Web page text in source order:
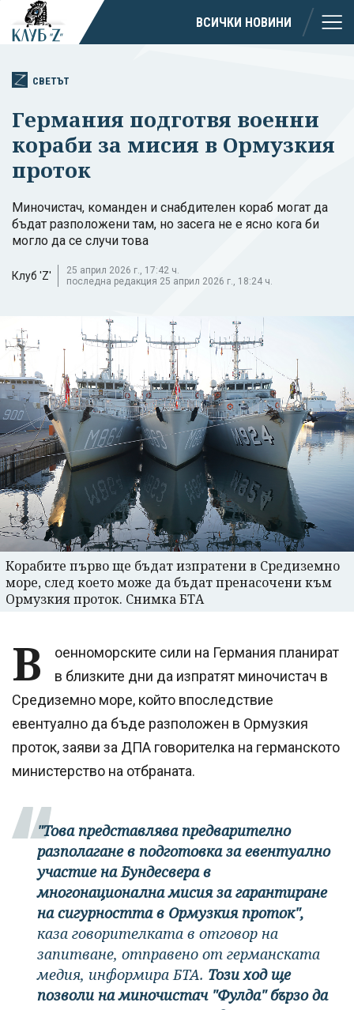
ВСИЧКИ НОВИНИ
СВЕТЪТ
Германия подготвя военни
кораби за мисия в Ормузкия
проток
Миночистач, команден и снабдителен кораб могат да
бъдат разположени там, но засега не е ясно кога би
могло да се случи това
Клуб 'Z'
25 април 2026 г., 17:42 ч.
последна редакция 25 април 2026 г., 18:24 ч.
Корабите първо ще бъдат изпратени в Средиземно
море, след което може да бъдат пренасочени към
Ормузкия проток. Снимка БТА
В
оенноморските сили на Германия планират
в близките дни да изпратят миночистач в
Средиземно море, който впоследствие
евентуално да бъде разположен в Ормузкия
проток, заяви за ДПА говорителка на германското
министерство на отбраната.
"Това представлява предварително
разполагане в подготовка за евентуално
участие на Бундесвера в
многонационална мисия за гарантиране
на сигурността в Ормузкия проток",
каза говорителката в отговор на
запитване, отправено от германската
медия, информира БТА. Този ход ще
позволи на миночистач "Фулда" бързо да